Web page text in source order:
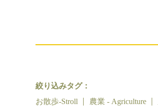
絞り込みタグ：
お散歩-Stroll
農業 - Agriculture